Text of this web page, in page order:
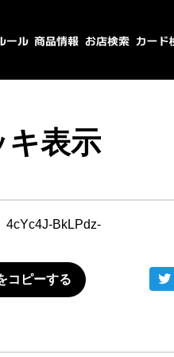
キ表示
4cYc4J-BkLPdz-
コピーする